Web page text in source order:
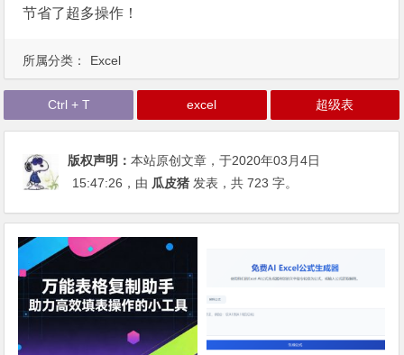
节省了超多操作！
所属分类： Excel
Ctrl + T excel 超级表
版权声明：本站原创文章，于2020年03月4日
15:47:26 ，由 瓜皮猪 发表，共 723 字。